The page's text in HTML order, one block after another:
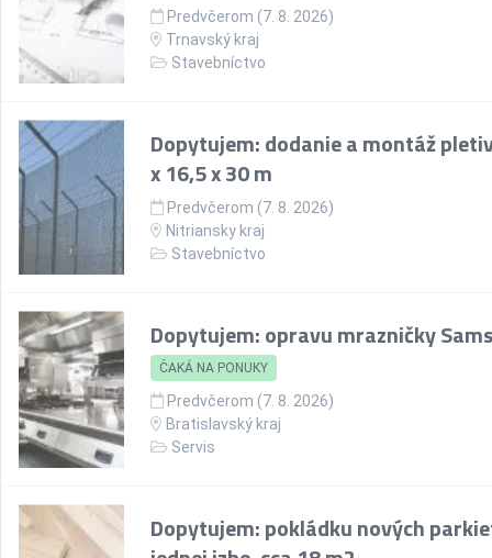
Predvčerom (7. 8. 2026)
Trnavský kraj
Stavebníctvo
Dopytujem: dodanie a montáž
x 16,5 x 30 m
Predvčerom (7. 8. 2026)
Nitriansky kraj
Stavebníctvo
Dopytujem: opravu mrazničky
ČAKÁ NA PONUKY
Predvčerom (7. 8. 2026)
Bratislavský kraj
Servis
Dopytujem: pokládku nových